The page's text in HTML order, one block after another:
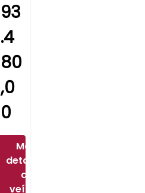
93
.4
80
,0
0
Mais
detalhes
do
veículo